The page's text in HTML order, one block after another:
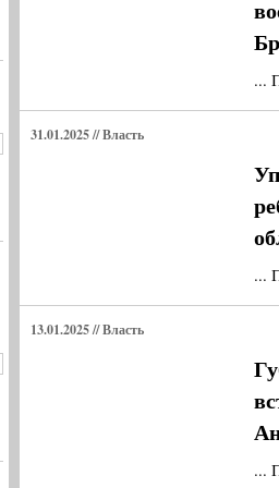
...
31.01.2025 // Власть
...
13.01.2025 // Власть
...